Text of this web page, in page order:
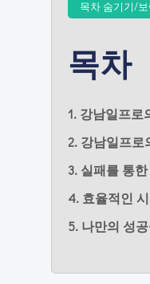
목차 숨기기/보
목차
1. 강남일프로
2. 강남일프로
3. 실패를 통
4. 효율적인
5. 나만의 성